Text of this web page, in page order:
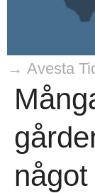
→ Avesta